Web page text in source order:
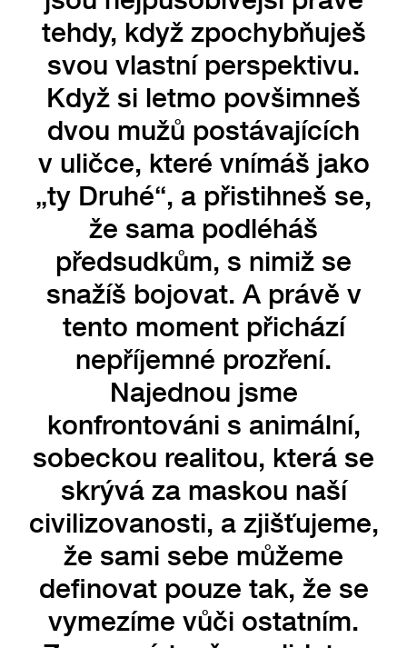
tehdy, když zpochybňuješ
svou vlastní perspektivu.
Když si letmo povšimneš
dvou mužů postávajících
v uličce, které vnímáš jako
„ty Druhé“, a přistihneš se,
že sama podléháš
předsudkům, s nimiž se
snažíš bojovat. A právě v
tento moment přichází
nepříjemné prozření.
Najednou jsme
konfrontováni s animální,
sobeckou realitou, která se
skrývá za maskou naší
civilizovanosti, a zjišťujeme,
že sami sebe můžeme
definovat pouze tak, že se
vymezíme vůči ostatním.